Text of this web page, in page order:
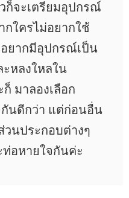
ก็จะเตรียมอุปกรณ์
กใครไม่อยากใช้
ยากมีอุปกรณ์เป็น
ะหลงใหลใน
มาลองเลือก
นดีกว่า แต่ก่อนอื่น
วนประกอบต่างๆ
อหายใจกันค่ะ